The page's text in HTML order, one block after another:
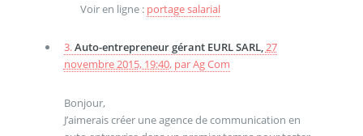
Voir en ligne : portage salarial
3.Auto-entrepreneur gérant EURL SARL,27
novembre 2015, 19:40, parAg Com
Bonjour,
J’aimerais créer une agence de communication en